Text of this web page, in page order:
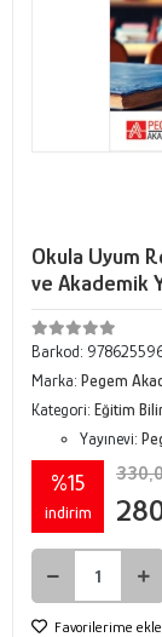
Okula Uyum
ve Akademik
Barkod:
Marka: Pegem
Kategori: Eğitim
Yayınevi:
%15
indirim
Favorilerime ekle